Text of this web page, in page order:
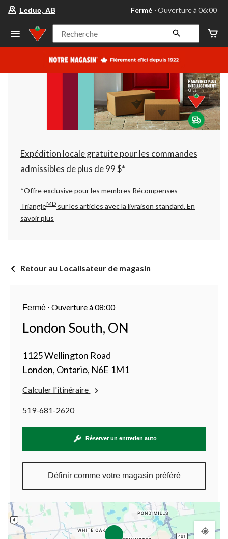
votre
préféré
Leduc,
AB,
courament
Ouverture
à
06:00
cliquer
pour
changer
Leduc, AB Fermé ⋅ Ouverture à 06:00
Recherche
Expédition locale gratuite pour les commandes
admissibles de plus de 99 $*
*Offre exclusive pour les membres Récompenses
TriangleMD sur les articles avec la livraison standard.En
savoir plus
Retour au Localisateur de magasin
Fermé ⋅Ouverture à 08:00
London South, ON
1125 Wellington Road
London, Ontario, N6E 1M1
Calculer l'itinéraire
519-681-2620
Réserver un entretien auto
Définir comme votre magasin préféré